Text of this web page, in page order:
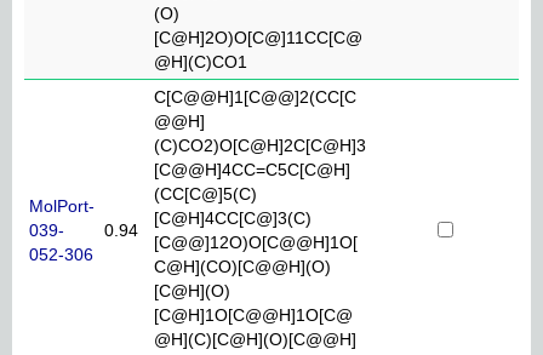
(O)
[C@H]2O)O[C@]11CC[C@
@H](C)CO1
MolPort-
039-
052-306
0.94
C[C@@H]1[C@@]2(CC[C
@@H]
(C)CO2)O[C@H]2C[C@H]3
[C@@H]4CC=C5C[C@H]
(CC[C@]5(C)
[C@H]4CC[C@]3(C)
[C@@]12O)O[C@@H]1O[
C@H](CO)[C@@H](O)
[C@H](O)
[C@H]1O[C@@H]1O[C@
@H](C)[C@H](O)[C@@H]